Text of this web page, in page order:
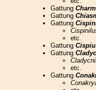
Gattung
Gattung
Gattung
etc.
Gattung
Gattung
etc.
Gattung